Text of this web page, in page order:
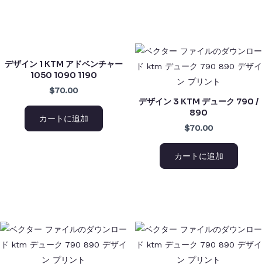
デザイン 1 KTM アドベンチャー
1050 1090 1190
$70.00
カートに追加
デザイン 3 KTM デューク 790 /
890
$70.00
カートに追加